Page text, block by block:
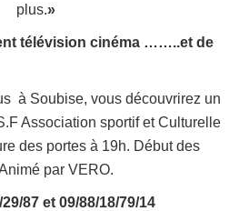
plus.»
télévision cinéma ……..et de
à Soubise, vous découvrirez un
Association sportif et Culturelle
des portes à 19h. Début des
par VERO.
87 et 09/88/18/79/14